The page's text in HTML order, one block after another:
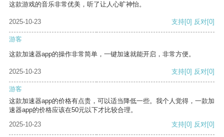
这款游戏的音乐非常优美，听了让人心旷神怡。
2025-10-23 支持[0] 反对[0]
游客
这款加速器app的操作非常简单，一键加速就能开启，非常方便。
2025-10-23 支持[0] 反对[0]
游客
这款加速器app的价格有点贵，可以适当降低一些。我个人觉得，一款加
速器app的价格应该在50元以下才比较合理。
2025-10-23
支持[0] 反对[0]